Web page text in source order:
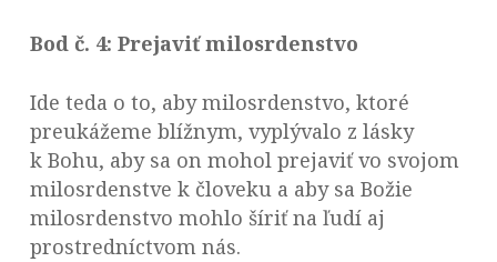
Bod č. 4: Prejaviť milosrdenstvo
Ide teda o to, aby milosrdenstvo, ktoré
preukážeme blížnym, vyplývalo z lásky
k Bohu, aby sa on mohol prejaviť vo svojom
milosrdenstve k človeku a aby sa Božie
milosrdenstvo mohlo šíriť na ľudí aj
prostredníctvom nás.